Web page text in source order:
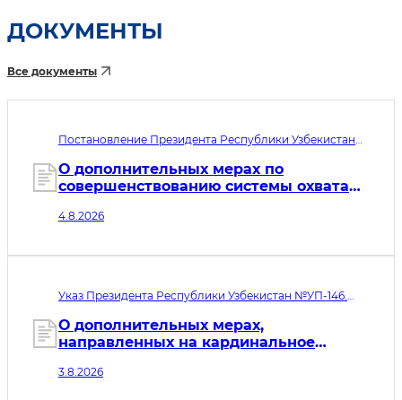
ДОКУМЕНТЫ
Все документы
Постановление Президента Республики Узбекистан
в силу 05.08.2026
О дополнительных мерах по
совершенствованию системы охвата
услугами детей с особыми
4.8.2026
Указ Президента Республики Узбекистан №УП-146.
04.08.2026
О дополнительных мерах,
направленных на кардинальное
выявления и интеграции в общество
3.8.2026